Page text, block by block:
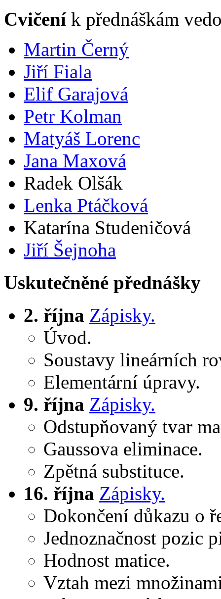
Cvičeník přednáškám
Martin Černý
Jiří Fiala
Elif Garajová
Petr Kolman
Matyáš Lorenc
Jana Maxová
Radek Olšák
Lenka Ptáčková
Katarína Studeničová
Jiří Šejnoha
Uskutečněné přednášky
2. října Zápisky.
Úvod.
Soustavy lineárních
Elementární úpravy.
9. října Zápisky.
Odstupňovaný tvar
Gaussova eliminace.
Zpětná substituce.
16. října Zápisky.
Dokončení důkazu o
Jednoznačnost pozic
Hodnost matice.
Vztah mezi